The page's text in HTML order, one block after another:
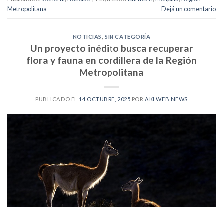
Metropolitana
Dejá un comentario
NOTICIAS ,SIN CATEGORÍA
Un proyecto inédito busca recuperar
flora y fauna en cordillera de la Región
Metropolitana
PUBLICADO EL 14 OCTUBRE, 2025 POR AKI WEB NEWS